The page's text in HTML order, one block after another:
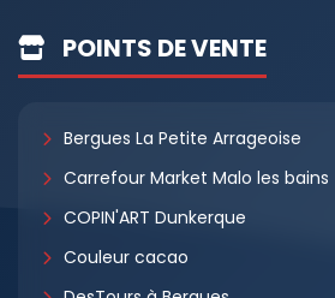
POINTS DE VENTE
Bergues La Petite Arrageoise
Carrefour Market Malo les bains
COPIN'ART Dunkerque
Couleur cacao